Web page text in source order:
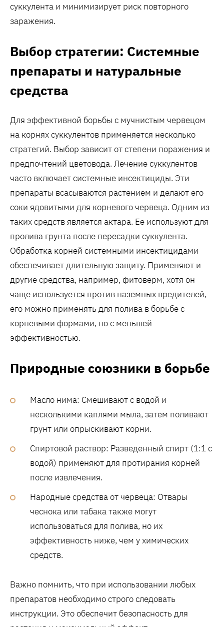
суккулента и минимизирует риск повторного
заражения.
Выбор стратегии: Системные
препараты и натуральные
средства
Для эффективной борьбы с мучнистым червецом
на корнях суккулентов применяется несколько
стратегий. Выбор зависит от степени поражения и
предпочтений цветовода. Лечение суккулентов
часто включает системные инсектициды. Эти
препараты всасываются растением и делают его
соки ядовитыми для корневого червеца. Одним из
таких средств является актара. Ее используют для
пролива грунта после пересадки суккулента.
Обработка корней системными инсектицидами
обеспечивает длительную защиту. Применяют и
другие средства, например, фитоверм, хотя он
чаще используется против наземных вредителей,
его можно применять для полива в борьбе с
корневыми формами, но с меньшей
эффективностью.
Природные союзники в борьбе
Масло нима: Смешивают с водой и
несколькими каплями мыла, затем поливают
грунт или опрыскивают корни.
Спиртовой раствор: Разведенный спирт (1:1 с
водой) применяют для протирания корней
после извлечения.
Народные средства от червеца: Отвары
чеснока или табака также могут
использоваться для полива, но их
эффективность ниже, чем у химических
средств.
Важно помнить, что при использовании любых
препаратов необходимо строго следовать
инструкции. Это обеспечит безопасность для